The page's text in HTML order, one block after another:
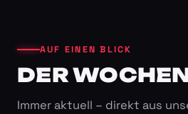
AUF EINEN BLICK
DER
Immer aktuell – direkt aus